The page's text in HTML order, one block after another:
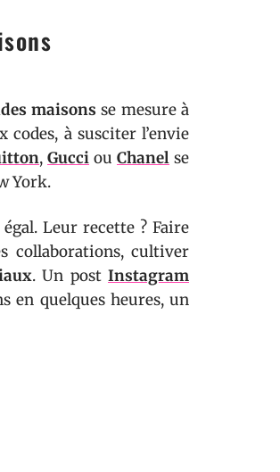
maisons se mesure à
à susciter l’envie
, Gucci ou Chanel se
York.
Leur recette ? Faire
collaborations, cultiver
. Un post Instagram
en quelques heures, un